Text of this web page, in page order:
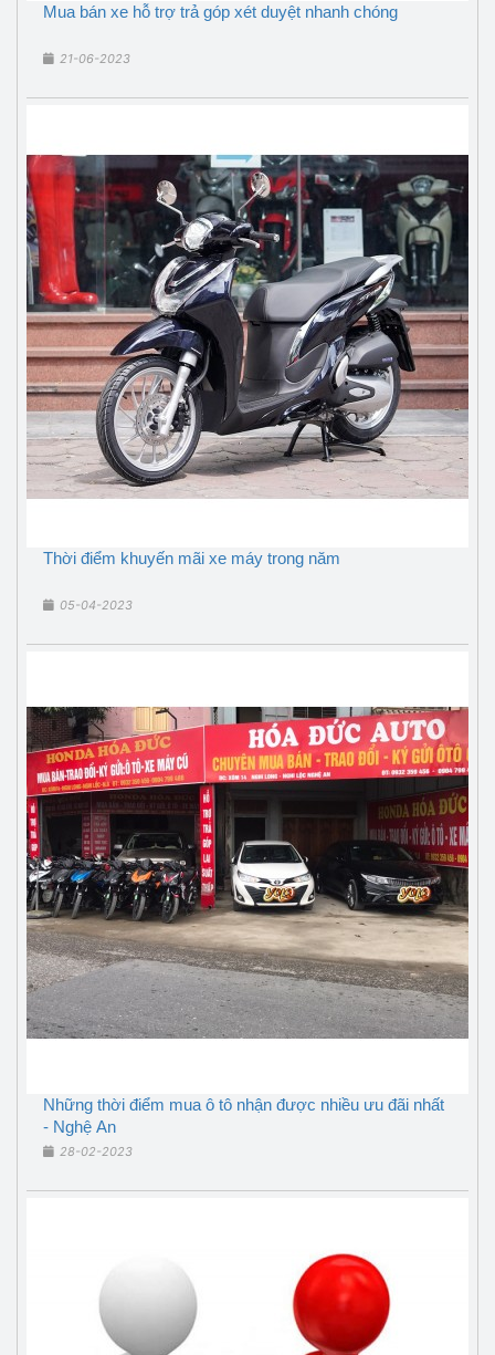
Mua bán xe hỗ trợ trả góp xét duyệt nhanh chóng
21-06-2023
Thời điểm khuyến mãi xe máy trong năm
05-04-2023
Những thời điểm mua ô tô nhận được nhiều ưu đãi nhất
- Nghệ An
28-02-2023